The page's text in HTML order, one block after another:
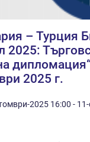
– Турция
2025:
2025 г.
2025 16:00 -